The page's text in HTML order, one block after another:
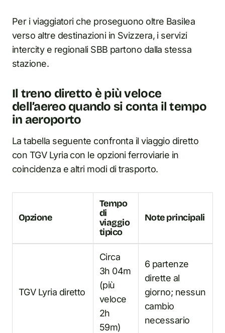
Per i viaggiatori che proseguono oltre Basilea
verso altre destinazioni in Svizzera, i servizi
intercity e regionali SBB partono dalla stessa
stazione.
Il treno diretto è più veloce
dell’aereo quando si conta il tempo
in aeroporto
La tabella seguente confronta il viaggio diretto
con TGV Lyria con le opzioni ferroviarie in
coincidenza e altri modi di trasporto.
Opzione
Tempo
di
viaggio
tipico
Note principali
TGV Lyria diretto
Circa
3h 04m
(più
veloce
2h
59m)
6 partenze
dirette al
giorno; nessun
cambio
necessario